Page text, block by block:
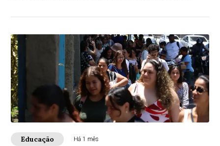
Educação Há 1 mês